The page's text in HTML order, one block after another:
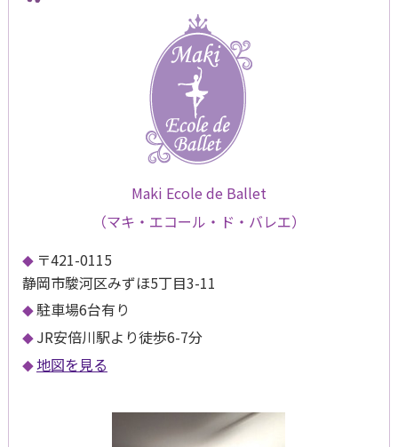
Maki Ecole de Ballet
（マキ・エコール・ド・バレエ）
〒421-0115
静岡市駿河区みずほ5丁目3-11
駐車場6台有り
JR安倍川駅より徒歩6-7分
地図を見る